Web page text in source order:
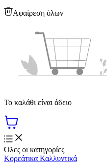
Αφαίρεση όλων
Το καλάθι είναι άδειο
Όλες οι κατηγορίες
Κορεάτικα Καλλυντικά